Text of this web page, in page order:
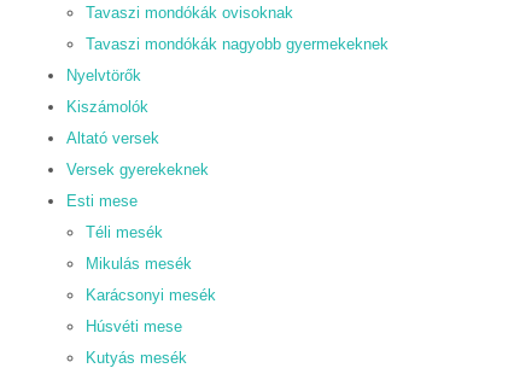
Tavaszi mondókák ovisoknak
Tavaszi mondókák nagyobb gyermekeknek
Nyelvtörők
Kiszámolók
Altató versek
Versek gyerekeknek
Esti mese
Téli mesék
Mikulás mesék
Karácsonyi mesék
Húsvéti mese
Kutyás mesék